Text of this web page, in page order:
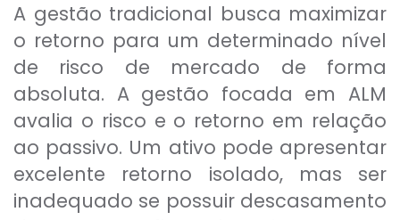
A gestão tradicional busca maximizar
o retorno para um determinado nível
de risco de mercado de forma
absoluta. A gestão focada em ALM
avalia o risco e o retorno em relação
ao passivo. Um ativo pode apresentar
excelente retorno isolado, mas ser
inadequado se possuir descasamento